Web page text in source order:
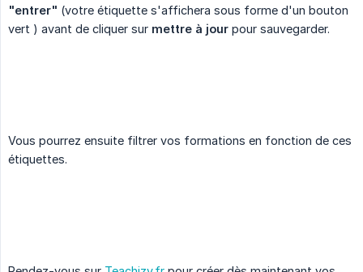
"entrer" (votre étiquette s'affichera sous forme d'un bouton
vert ) avant de cliquer sur mettre à jour pour sauvegarder.
Vous pourrez ensuite filtrer vos formations en fonction de ces
étiquettes.